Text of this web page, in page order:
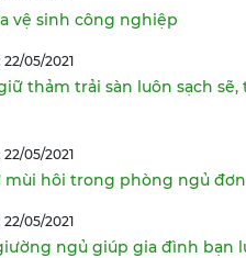
vệ sinh công nghiệp
05/2021
thảm trải sàn luôn sạch sẽ,
05/2021
mùi hôi trong phòng ngủ
05/2021
ngủ giúp gia đình bạn